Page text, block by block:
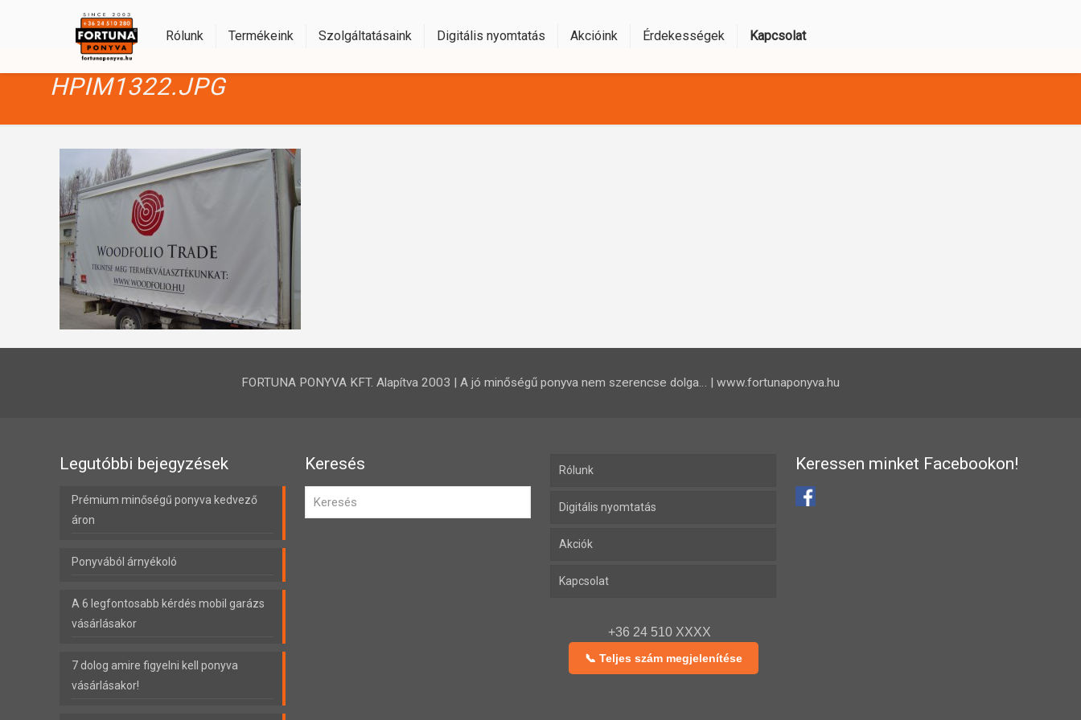
Rólunk Termékeink Szolgáltatásaink Digitális nyomtatás Akcióink Érdekességek Kapcsolat
HPIM1322.JPG
FORTUNA PONYVA KFT. Alapítva 2003 | A jó minőségű ponyva nem szerencse dolga… | www.fortunaponyva.hu
Legutóbbi bejegyzések
Prémium minőségű ponyva kedvező
áron
Ponyvából árnyékoló
A 6 legfontosabb kérdés mobil garázs
vásárlásakor
7 dolog amire figyelni kell ponyva
vásárlásakor!
Keresés Rólunk
Digitális nyomtatás
Akciók
Kapcsolat
+36 24 510 XXXX
📞 Teljes szám megjelenítése
Keressen minket Facebookon!